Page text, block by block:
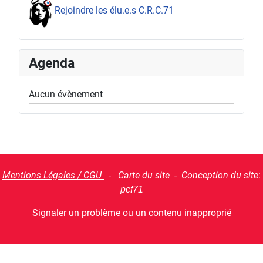
Rejoindre les élu.e.s C.R.C.71
Agenda
Aucun évènement
Mentions Légales / CGU - Carte du site - Conception du site:
pcf71
Signaler un problème ou un contenu inapproprié